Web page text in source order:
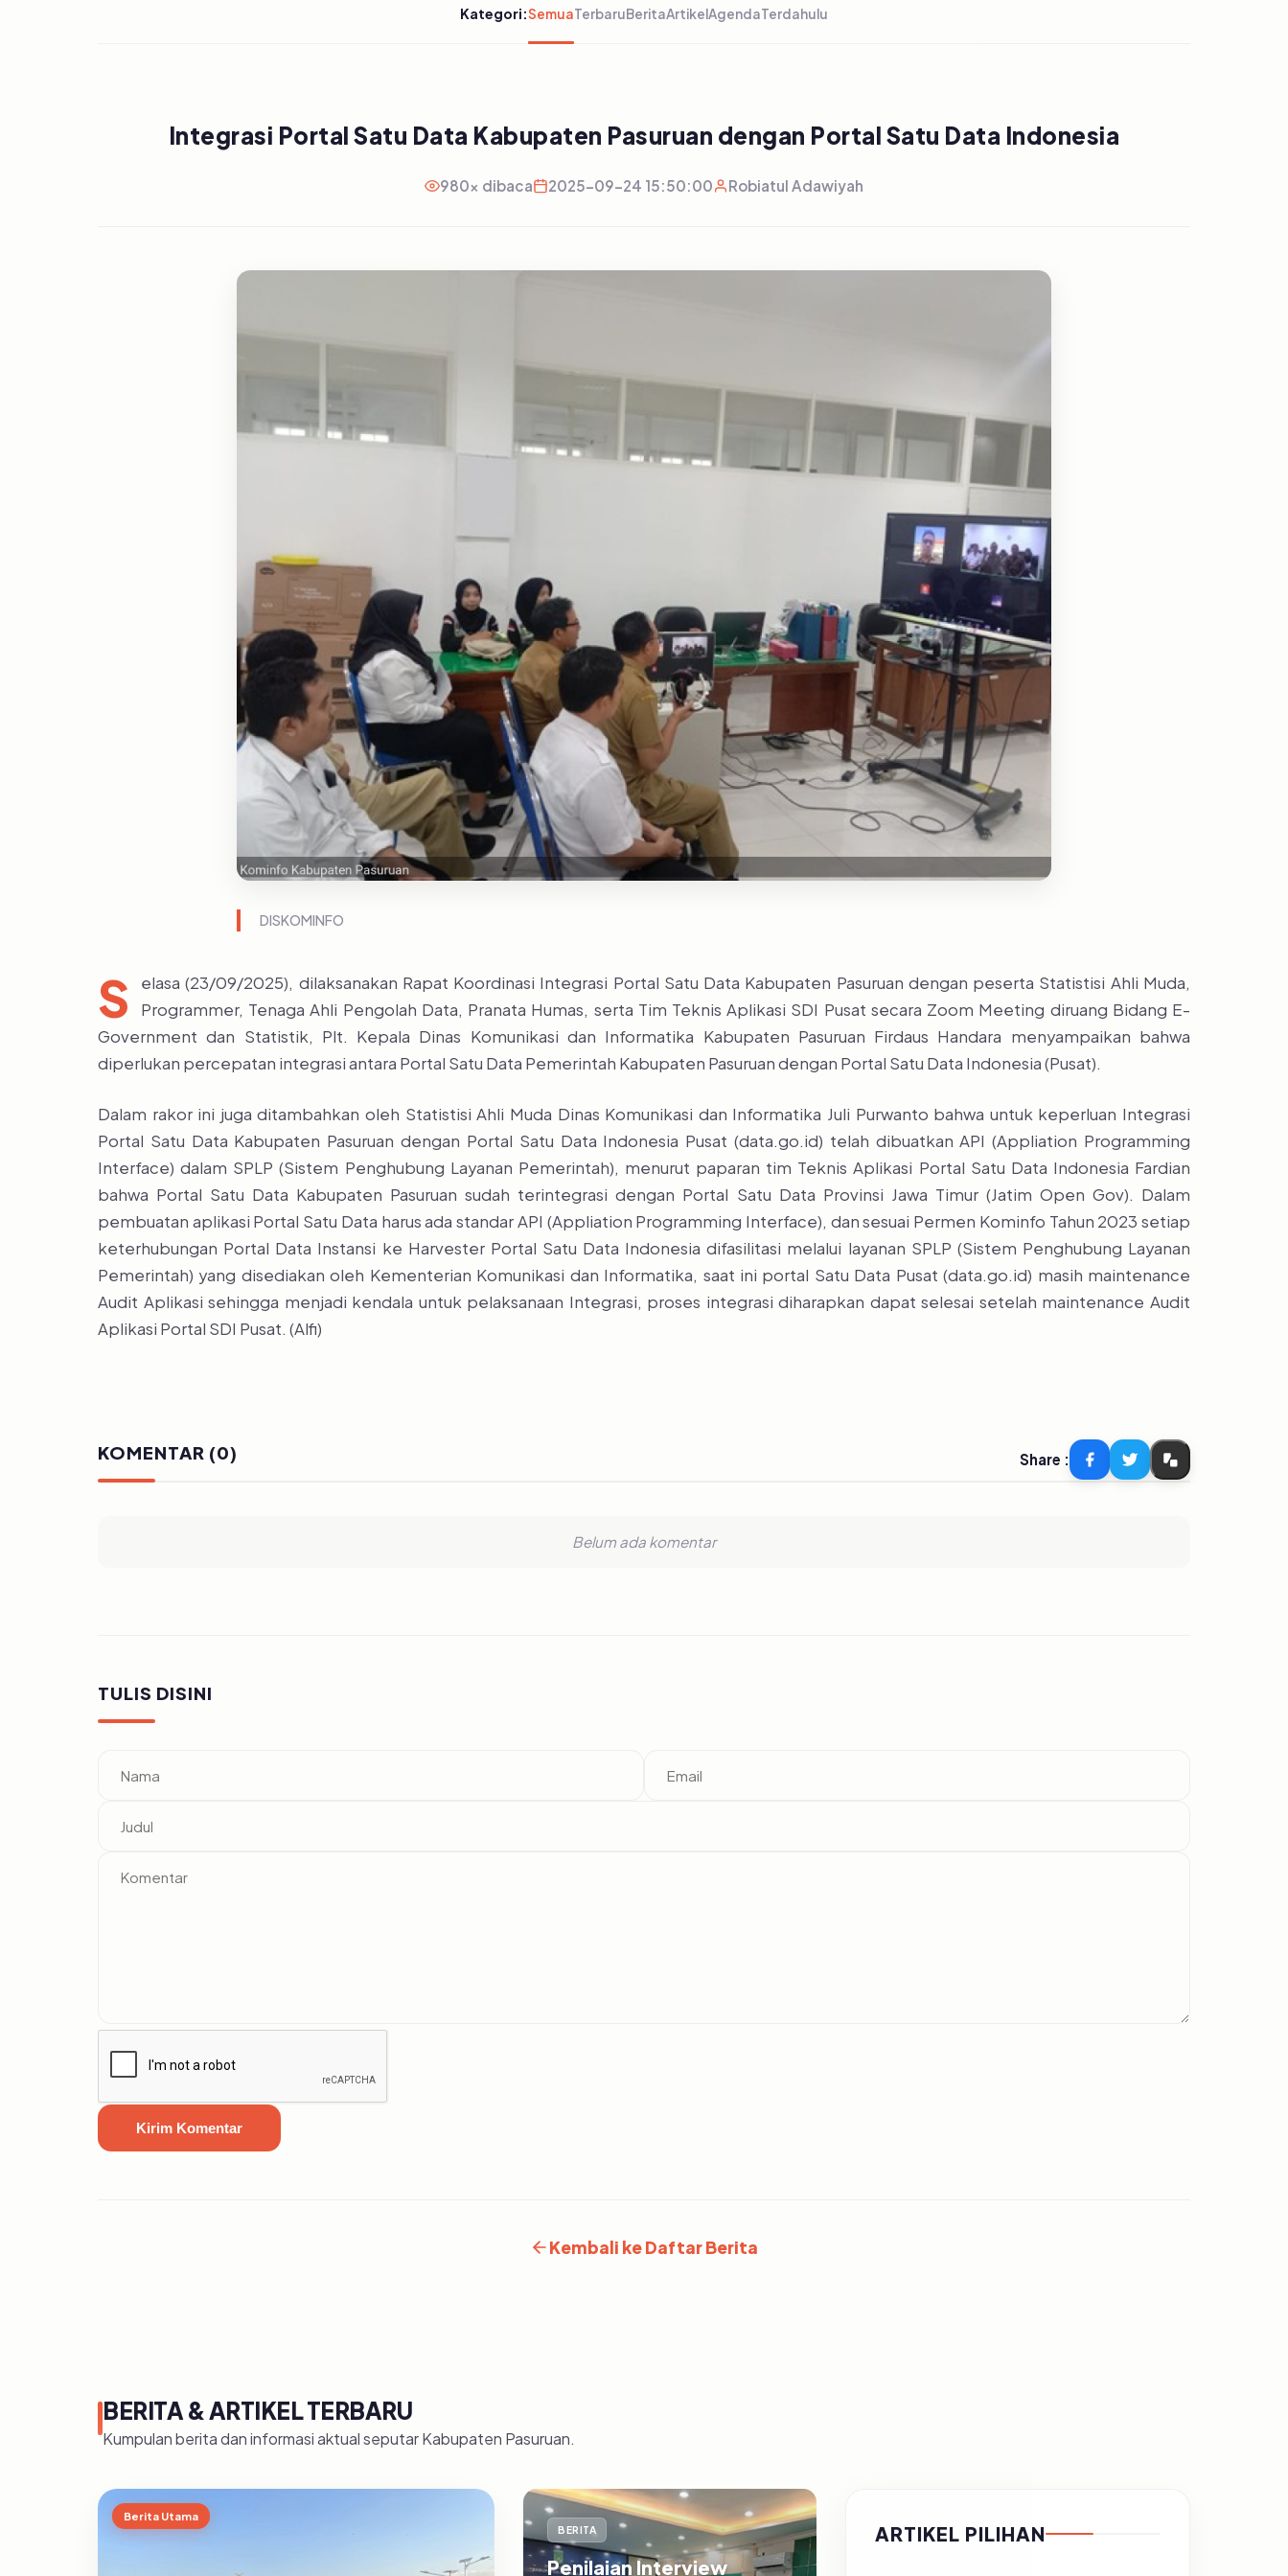
Kategori:SemuaTerbaruBeritaArtikelAgendaTerdahulu
Integrasi Portal Satu Data Kabupaten Pasuruan dengan Portal Satu Data Indonesia
980x dibaca 2025-09-24 15:50:00 Robiatul Adawiyah
DISKOMINFO
S
elasa (23/09/2025), dilaksanakan Rapat Koordinasi Integrasi Portal Satu Data Kabupaten Pasuruan dengan peserta Statistisi Ahli Muda,
Programmer, Tenaga Ahli Pengolah Data, Pranata Humas, serta Tim Teknis Aplikasi SDI Pusat secara Zoom Meeting diruang Bidang E-
Government dan Statistik, Plt. Kepala Dinas Komunikasi dan Informatika Kabupaten Pasuruan Firdaus Handara menyampaikan bahwa
diperlukan percepatan integrasi antara Portal Satu Data Pemerintah Kabupaten Pasuruan dengan Portal Satu Data Indonesia (Pusat).
Dalam rakor ini juga ditambahkan oleh Statistisi Ahli Muda Dinas Komunikasi dan Informatika Juli Purwanto bahwa untuk keperluan Integrasi
Portal Satu Data Kabupaten Pasuruan dengan Portal Satu Data Indonesia Pusat (data.go.id) telah dibuatkan API (Appliation Programming
Interface) dalam SPLP (Sistem Penghubung Layanan Pemerintah), menurut paparan tim Teknis Aplikasi Portal Satu Data Indonesia Fardian
bahwa Portal Satu Data Kabupaten Pasuruan sudah terintegrasi dengan Portal Satu Data Provinsi Jawa Timur (Jatim Open Gov). Dalam
pembuatan aplikasi Portal Satu Data harus ada standar API (Appliation Programming Interface), dan sesuai Permen Kominfo Tahun 2023 setiap
keterhubungan Portal Data Instansi ke Harvester Portal Satu Data Indonesia difasilitasi melalui layanan SPLP (Sistem Penghubung Layanan
Pemerintah) yang disediakan oleh Kementerian Komunikasi dan Informatika, saat ini portal Satu Data Pusat (data.go.id) masih maintenance
Audit Aplikasi sehingga menjadi kendala untuk pelaksanaan Integrasi, proses integrasi diharapkan dapat selesai setelah maintenance Audit
Aplikasi Portal SDI Pusat. (Alfi)
KOMENTAR (0) Share :
Belum ada komentar
TULIS DISINI
Kirim Komentar
Kembali ke Daftar Berita
BERITA & ARTIKEL TERBARU
Kumpulan berita dan informasi aktual seputar Kabupaten Pasuruan.
Berita Utama
BERITA
Penilaian Interview
ARTIKEL PILIHAN